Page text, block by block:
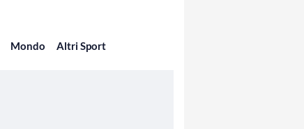
Mondo Altri Sport